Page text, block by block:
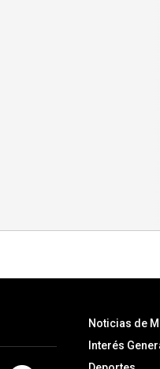
Noticias de
Interés